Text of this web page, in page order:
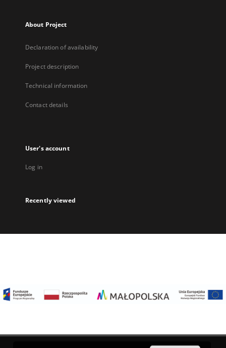
About Project
Declaration of availability
Project description
Technical information
Contact details
User's account
Log in
Recently viewed